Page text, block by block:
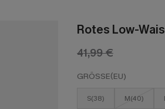
Rotes Low-
41,99 €
GRÖSSE(EU)
S(38) M(40)